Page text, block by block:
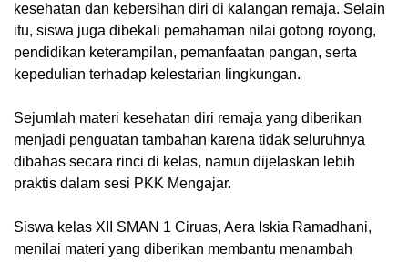
kesehatan dan kebersihan diri di kalangan remaja. Selain
itu, siswa juga dibekali pemahaman nilai gotong royong,
pendidikan keterampilan, pemanfaatan pangan, serta
kepedulian terhadap kelestarian lingkungan.
Sejumlah materi kesehatan diri remaja yang diberikan
menjadi penguatan tambahan karena tidak seluruhnya
dibahas secara rinci di kelas, namun dijelaskan lebih
praktis dalam sesi PKK Mengajar.
Siswa kelas XII SMAN 1 Ciruas, Aera Iskia Ramadhani,
menilai materi yang diberikan membantu menambah